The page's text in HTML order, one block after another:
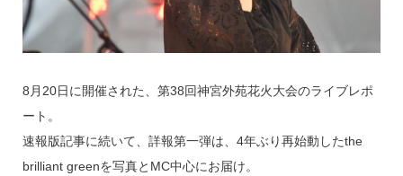
8月20日に開催された、第38回神宮外苑花火大会のライブレポ
ート。
速報版記事に続いて、詳報第一弾は、4年ぶり再始動したthe
brilliant greenを写真とMC中心にお届け。